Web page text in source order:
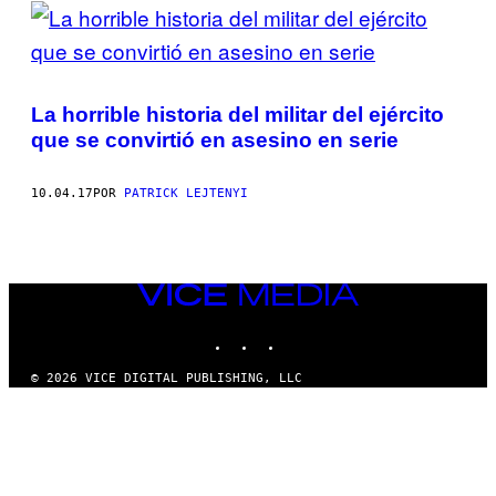
POSTS
BY
THIS
AUTHOR
La horrible historia del militar del ejército
que se convirtió en asesino en serie
10.04.17POR PATRICK LEJTENYI
VICE
MEDIA
© 2026 VICE DIGITAL PUBLISHING, LLC